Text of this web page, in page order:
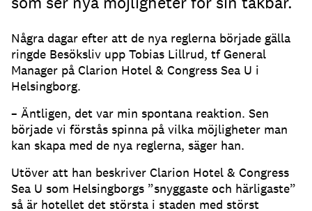
Några dagar efter att de nya reglerna började gälla
ringde Besöksliv upp Tobias Lillrud, tf General
Manager på Clarion Hotel & Congress Sea U i
Helsingborg.
– Äntligen, det var min spontana reaktion. Sen
började vi förstås spinna på vilka möjligheter man
kan skapa med de nya reglerna, säger han.
Utöver att han beskriver Clarion Hotel & Congress
Sea U som Helsingborgs ”snyggaste och härligaste”
så är hotellet det största i staden med störst